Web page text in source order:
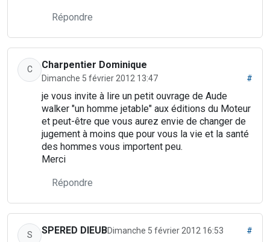
Répondre
C Charpentier Dominique
Dimanche 5 février 2012 13:47 #
je vous invite à lire un petit ouvrage de Aude
walker "un homme jetable" aux éditions du Moteur
et peut-être que vous aurez envie de changer de
jugement à moins que pour vous la vie et la santé
des hommes vous importent peu.
Merci
Répondre
S SPERED DIEUBDimanche 5 février 2012 16:53 #